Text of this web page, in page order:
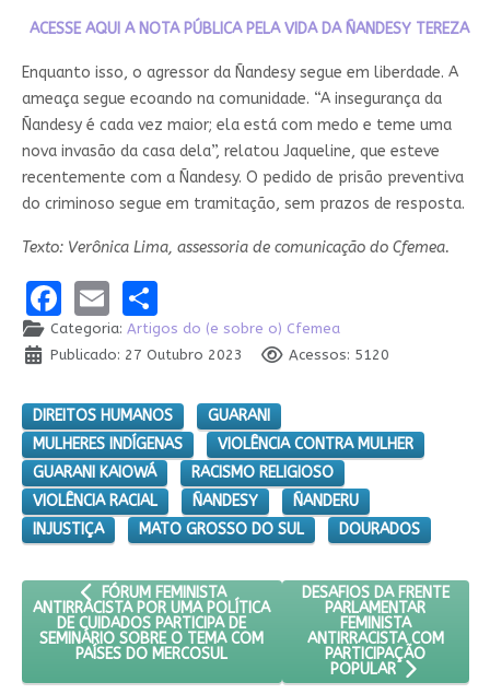
ACESSE AQUI A NOTA PÚBLICA PELA VIDA DA ÑANDESY TEREZA
Enquanto isso, o agressor da Ñandesy segue em liberdade. A
ameaça segue ecoando na comunidade. “A insegurança da
Ñandesy é cada vez maior; ela está com medo e teme uma
nova invasão da casa dela”, relatou Jaqueline, que esteve
recentemente com a Ñandesy. O pedido de prisão preventiva
do criminoso segue em tramitação, sem prazos de resposta.
Texto: Verônica Lima, assessoria de comunicação do Cfemea.
Facebook
EmailShare
Categoria: Artigos do (e sobre o) Cfemea
Publicado: 27 Outubro 2023
Acessos: 5120
DIREITOS HUMANOS
GUARANI
MULHERES INDÍGENAS
VIOLÊNCIA CONTRA MULHER
GUARANI KAIOWÁ
RACISMO RELIGIOSO
VIOLÊNCIA RACIAL
ÑANDESY
ÑANDERU
INJUSTIÇA
MATO GROSSO DO SUL DOURADOS
ARTIGO ANTERIOR: FÓRUM FEMINISTA ANTIRRACISTA
FÓRUM FEMINISTA
ANTIRRACISTA POR UMA POLÍTICA
DE CUIDADOS PARTICIPA DE
SEMINÁRIO SOBRE O TEMA COM
PAÍSES DO MERCOSUL
PRÓXIMO ARTIGO:
DESAFIOS DA FRENTE
PARLAMENTAR
FEMINISTA
ANTIRRACISTA COM
PARTICIPAÇÃO
POPULAR